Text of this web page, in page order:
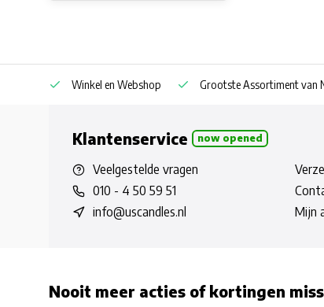
Winkel en Webshop Grootste Assortiment van
Klantenservice now opened
Veelgestelde vragen
010 - 4 50 59 51
info@uscandles.nl
Mijn
Nooit meer acties of kortingen